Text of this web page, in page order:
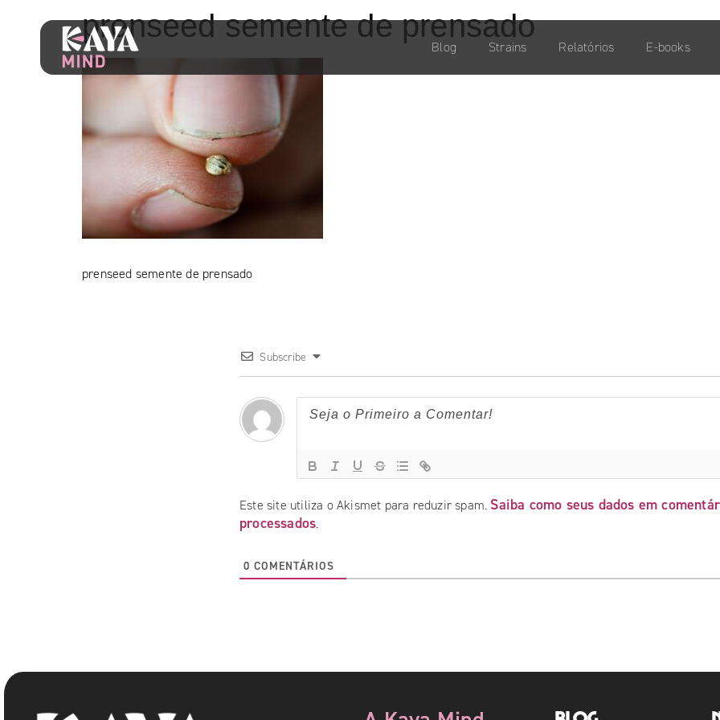
Blog Strains Relatórios E-books
prenseed semente de prensado
prenseed semente de prensado
Subscribe
Este site utiliza o Akismet para reduzir spam. Saiba como seus dados em
processados.
0 COMENTÁRIOS